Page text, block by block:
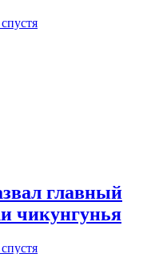
главный
чикунгунья